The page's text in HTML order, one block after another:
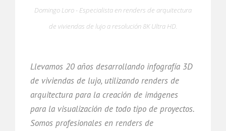
Domingo Loro - Especialista en renders de arquitectura
de viviendas de lujo a resolución 8K Ultra HD.
Llevamos 20 años desarrollando infografía 3D
de viviendas de lujo, utilizando renders de
arquitectura para la creación de imágenes
para la visualización de todo tipo de proyectos.
Somos profesionales en renders de